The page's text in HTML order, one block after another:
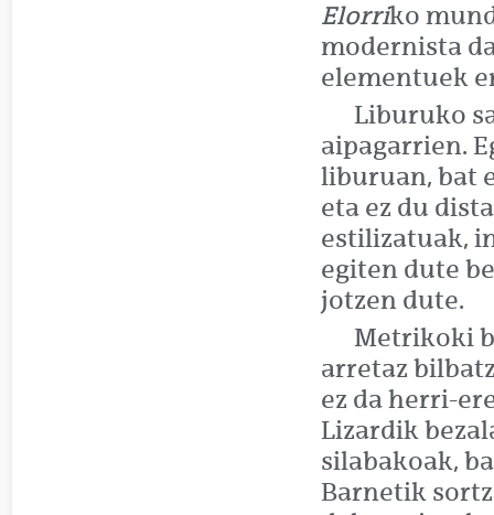
Elorriko
modernista
elementuek
Liburuko
aipagarrien.
liburuan, bat
eta ez du
estilizatuak,
egiten dute
jotzen dute.
Metrikoki
arretaz
ez da herri-
Lizardik
silabakoak,
Barnetik